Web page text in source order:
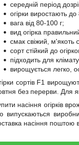
середній період
огірки виростають
вага від 80-100 г;
вид огірка
смак свіжий, м'якоть
сорт стійкий до
підходить для
вирощується легко,
сортів F1
без перерви. Для
насіння огірків
випускаються
насіння поштою в